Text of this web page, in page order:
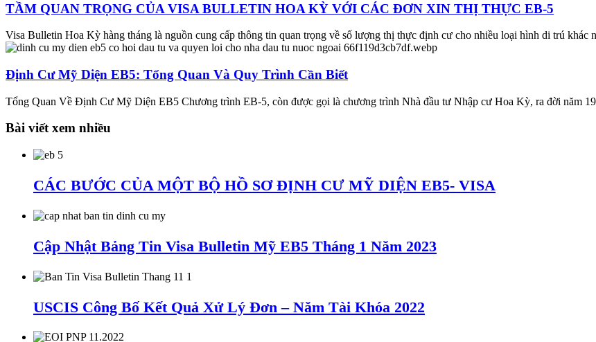
TẦM QUAN TRỌNG CỦA VISA BULLETIN HOA KỲ VỚI CÁC ĐƠN XIN THỊ THỰC EB-5
Visa Bulletin Hoa Kỳ hàng tháng là nguồn cung cấp thông tin quan trọng về số lượng thị thực định cư cho nhiều loại hình di trú khác
Định Cư Mỹ Diện EB5: Tổng Quan Và Quy Trình Cần Biết
Tổng Quan Về Định Cư Mỹ Diện EB5 Chương trình EB-5, còn được gọi là chương trình Nhà đầu tư Nhập cư Hoa Kỳ, ra đời năm
Bài viết xem nhiều
CÁC BƯỚC CỦA MỘT BỘ HỒ SƠ ĐỊNH CƯ MỸ DIỆN EB5- VISA
Cập Nhật Bảng Tin Visa Bulletin Mỹ EB5 Tháng 1 Năm 2023
USCIS Công Bố Kết Quả Xử Lý Đơn – Năm Tài Khóa 2022